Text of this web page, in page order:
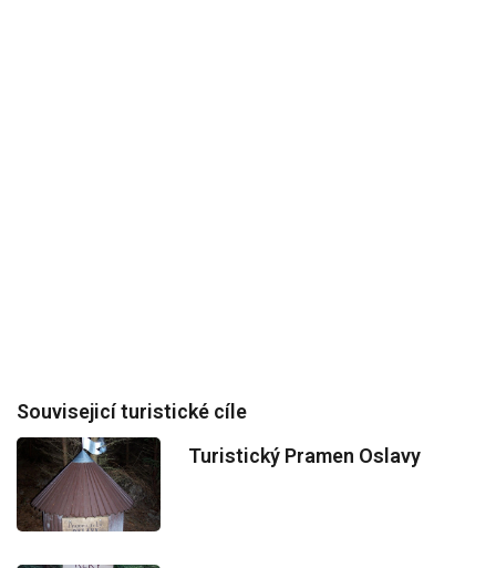
Souvisejicí turistické cíle
Turistický Pramen Oslavy